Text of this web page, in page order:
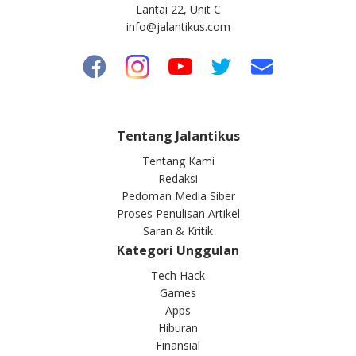
Lantai 22, Unit C
info@jalantikus.com
Tentang Jalantikus
Tentang Kami
Redaksi
Pedoman Media Siber
Proses Penulisan Artikel
Saran & Kritik
Kategori Unggulan
Tech Hack
Games
Apps
Hiburan
Finansial